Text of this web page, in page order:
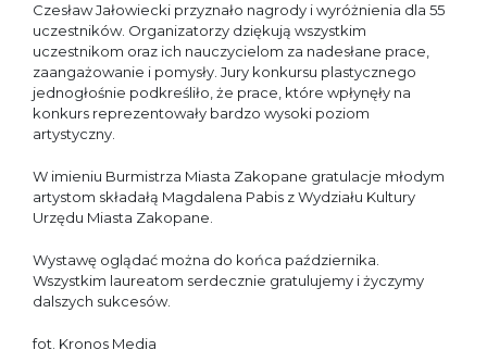
Czesław Jałowiecki przyznało nagrody i wyróżnienia dla 55
uczestników. Organizatorzy dziękują wszystkim
uczestnikom oraz ich nauczycielom za nadesłane prace,
zaangażowanie i pomysły. Jury konkursu plastycznego
jednogłośnie podkreśliło, że prace, które wpłynęły na
konkurs reprezentowały bardzo wysoki poziom
artystyczny.
W imieniu Burmistrza Miasta Zakopane gratulacje młodym
artystom składałą Magdalena Pabis z Wydziału Kultury
Urzędu Miasta Zakopane.
Wystawę oglądać można do końca października.
Wszystkim laureatom serdecznie gratulujemy i życzymy
dalszych sukcesów.
fot. Kronos Media